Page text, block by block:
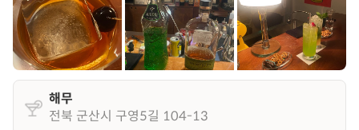
해무
전북 군산시 구영5길 104-13